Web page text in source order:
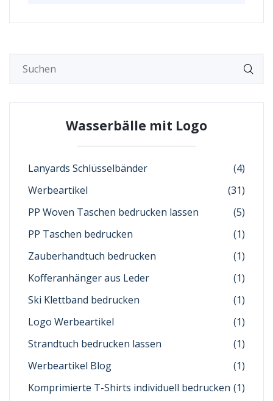
Wasserbälle mit Logo
Lanyards Schlüsselbänder
(4)
Werbeartikel
(31)
PP Woven Taschen bedrucken lassen
(5)
PP Taschen bedrucken
(1)
Zauberhandtuch bedrucken
(1)
Kofferanhänger aus Leder
(1)
Ski Klettband bedrucken
(1)
Logo Werbeartikel
(1)
Strandtuch bedrucken lassen
(1)
Werbeartikel Blog
(1)
Komprimierte T-Shirts individuell bedrucken (1)